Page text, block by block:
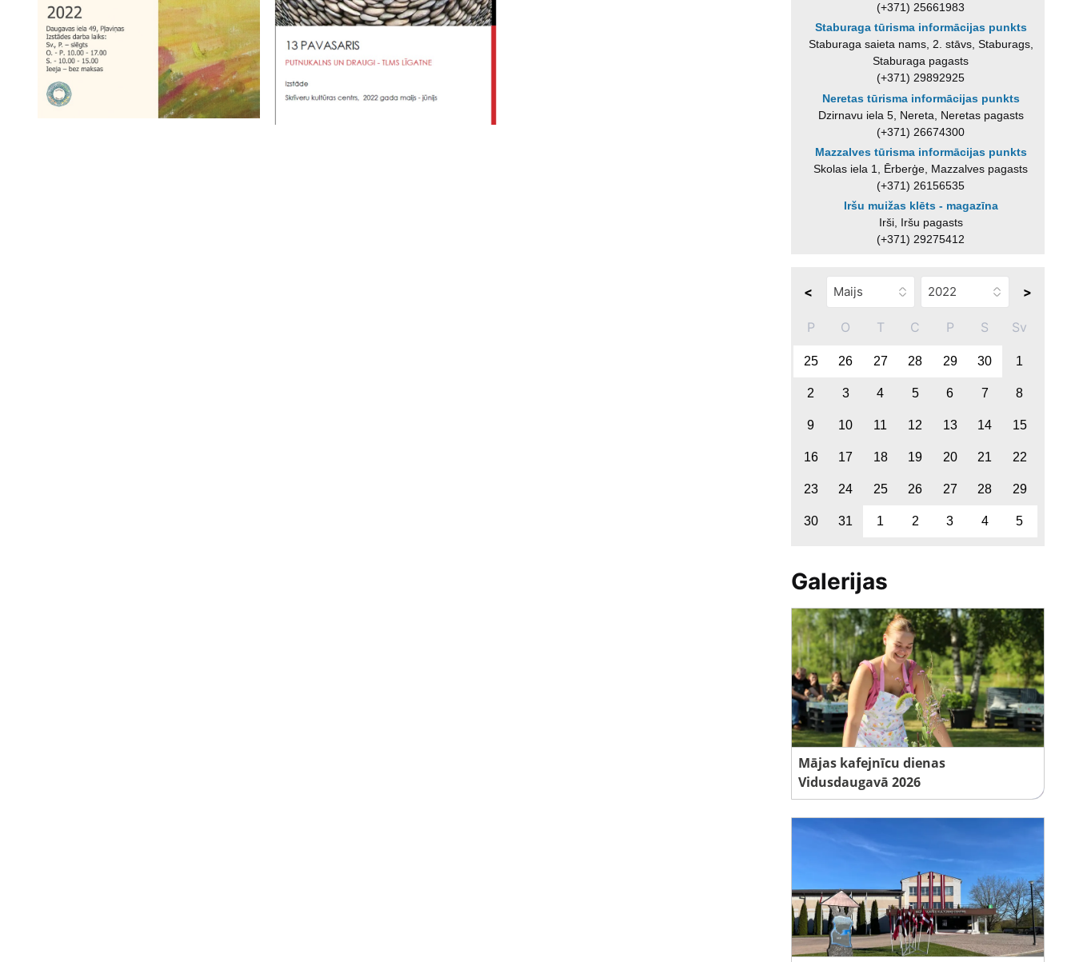
(+371) 25661983
Staburaga tūrisma informācijas punkts
Staburaga saieta nams, 2. stāvs, Staburags,
Staburaga pagasts
(+371) 29892925
Neretas tūrisma informācijas punkts
Dzirnavu iela 5, Nereta, Neretas pagasts
(+371) 26674300
Mazzalves tūrisma informācijas punkts
Skolas iela 1, Ērberģe, Mazzalves pagasts
(+371) 26156535
Iršu muižas klēts - magazīna
Irši, Iršu pagasts
(+371) 29275412
< >
P O T C P S Sv
25 26 27 28 29 30 1
2 3 4 5 6 7 8
9 10 11 12 13 14 15
16 17 18 19 20 21 22
23 24 25 26 27 28 29
30 31 1 2 3 4 5
Galerijas
Mājas kafejnīcu dienas
Vidusdaugavā 2026